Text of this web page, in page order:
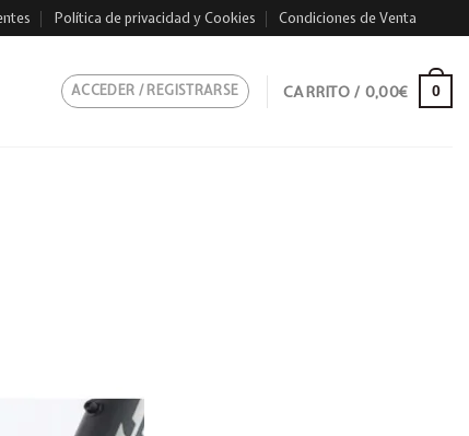
Política de privacidad y Cookies Condiciones de Venta
ACCEDER / REGISTRARSE CARRITO / 0,00€ 0